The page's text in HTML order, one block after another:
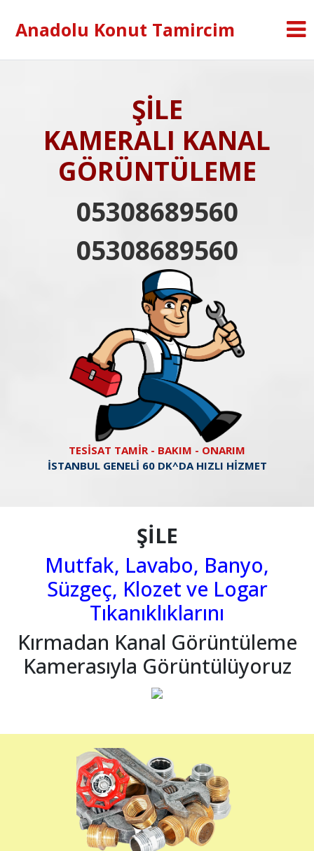
Anadolu Konut Tamircim
ŞİLE
KAMERALI KANAL
GÖRÜNTÜLEME
05308689560
05308689560
TESİSAT TAMİR - BAKIM - ONARIM
İSTANBUL GENELİ 60 DK^DA HIZLI HİZMET
ŞİLE
Mutfak, Lavabo, Banyo,
Süzgeç, Klozet ve Logar
Tıkanıklıklarını
Kırmadan Kanal Görüntüleme
Kamerasıyla Görüntülüyoruz